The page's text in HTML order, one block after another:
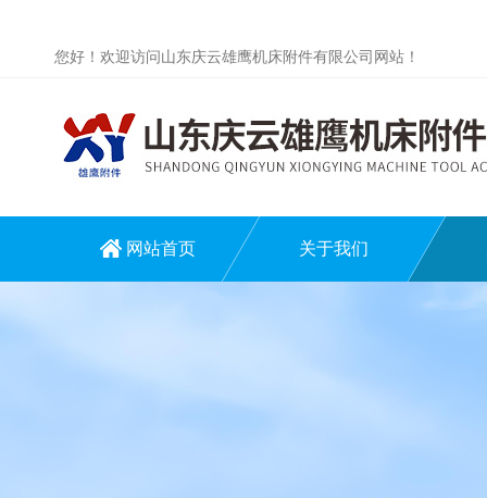
您好！欢迎访问山东庆云雄鹰机床附件有限公司网站！
网站首页 关于我们